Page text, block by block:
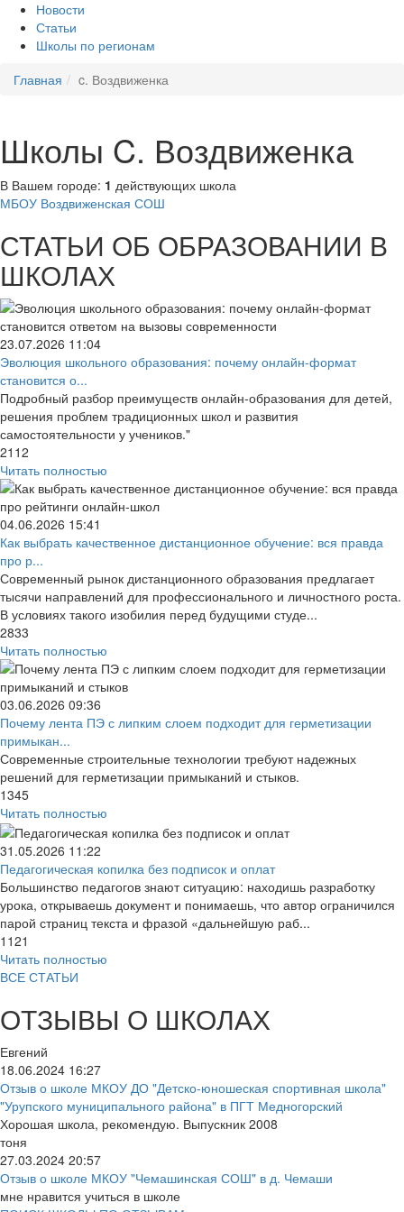
Новости
Статьи
Школы по регионам
Главная
c. Воздвиженка
Школы C. Воздвиженка
В Вашем городе: 1 действующих школа
МБОУ Воздвиженская СОШ
СТАТЬИ ОБ ОБРАЗОВАНИИ В
ШКОЛАХ
23.07.2026 11:04
Эволюция школьного образования: почему онлайн-формат
становится о...
Подробный разбор преимуществ онлайн-образования для детей,
решения проблем традиционных школ и развития
самостоятельности у учеников."
2112
Читать полностью
04.06.2026 15:41
Как выбрать качественное дистанционное обучение: вся правда
про р...
Современный рынок дистанционного образования предлагает
тысячи направлений для профессионального и личностного роста.
В условиях такого изобилия перед будущими студе...
2833
Читать полностью
03.06.2026 09:36
Почему лента ПЭ с липким слоем подходит для герметизации
примыкан...
Современные строительные технологии требуют надежных
решений для герметизации примыканий и стыков.
1345
Читать полностью
31.05.2026 11:22
Педагогическая копилка без подписок и оплат
Большинство педагогов знают ситуацию: находишь разработку
урока, открываешь документ и понимаешь, что автор ограничился
парой страниц текста и фразой «дальнейшую раб...
1121
Читать полностью
ВСЕ СТАТЬИ
ОТЗЫВЫ О ШКОЛАХ
Евгений
18.06.2024 16:27
Отзыв о школе МКОУ ДО "Детско-юношеская спортивная школа"
"Урупского муниципального района" в ПГТ Медногорский
Хорошая школа, рекомендую. Выпускник 2008
тоня
27.03.2024 20:57
Отзыв о школе МКОУ "Чемашинская СОШ" в д. Чемаши
мне нравится учиться в школе